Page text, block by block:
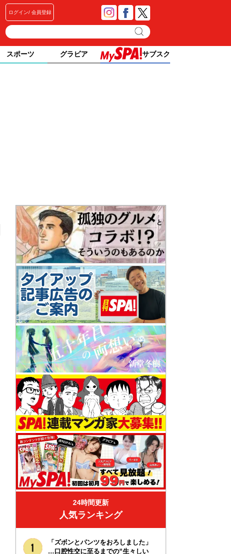
ログイン 会員登録
スポーツ グラビア サブスク
24時間更新
人気ランキング
「ズボンとパンツをおろしました」
…口腔性交に至るまでの“生々しい